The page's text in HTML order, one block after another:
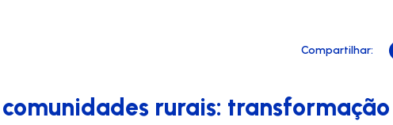
Compartilhar:
rurais: